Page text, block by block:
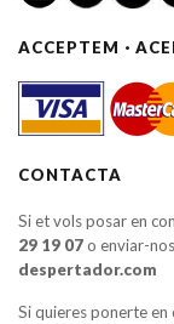
ACCEPTEM ·
CONTACTA
Si et vols posar en
29 19 07o enviar-
despertador.com
Si quieres ponerte